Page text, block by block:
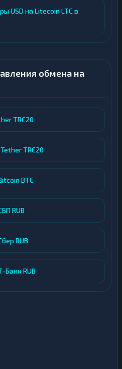
USD на Litecoin LTC в
обмена на
TRC20
TRC20
BTC
RUB
RUB
Банк RUB